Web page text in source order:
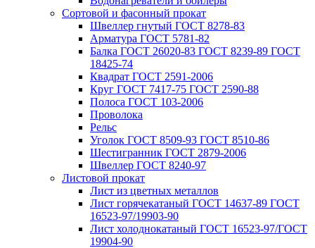
Сортовой и фасонный прокат
Швеллер гнутый ГОСТ 8278-83
Арматура ГОСТ 5781-82
Балка ГОСТ 26020-83 ГОСТ 8239-89 ГОСТ
18425-74
Квадрат ГОСТ 2591-2006
Круг ГОСТ 7417-75 ГОСТ 2590-88
Полоса ГОСТ 103-2006
Проволока
Рельс
Уголок ГОСТ 8509-93 ГОСТ 8510-86
Шестигранник ГОСТ 2879-2006
Швеллер ГОСТ 8240-97
Листовой прокат
Лист из цветных металлов
Лист горячекатаный ГОСТ 14637-89 ГОСТ
16523-97/19903-90
Лист холоднокатаный ГОСТ 16523-97/ГОСТ
19904-90